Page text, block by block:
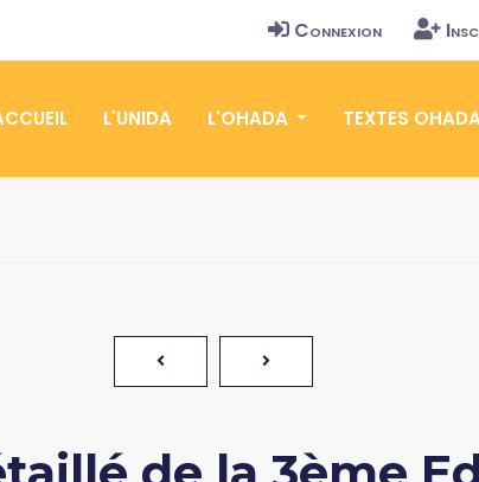
Connexion
L'UNIDA L'OHADA TEXTES